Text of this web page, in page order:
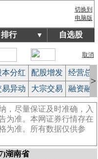
切换到
电脑版
排行 ▼ 自选股
取消
本分红 配股增发
经营总
易异动 大宗交易 融资融
>
，尽量保证及时准确，入
为准。本网证券行情存在
为准。所有数据仅供参
湖南省